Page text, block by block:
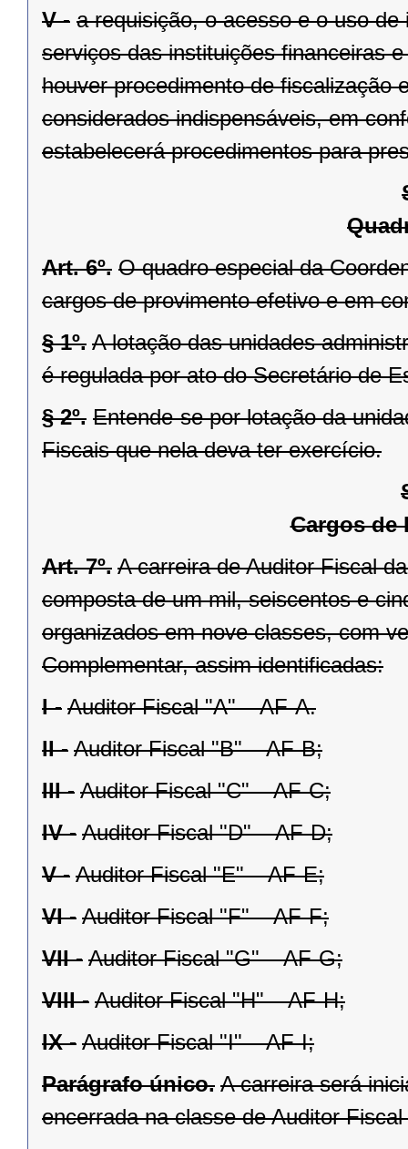
V - a requisição, o acesso e o uso
serviços das instituições financeiras
houver procedimento de fiscalização
considerados indispensáveis, em
estabelecerá procedimentos para
Art. 6º. O quadro especial da
cargos de provimento efetivo e em
§ 1º. A lotação das unidades
é regulada por ato do Secretário de
§ 2º. Entende-se por lotação da
Fiscais que nela deva ter exercício.
Cargos de
Art. 7º. A carreira de Auditor Fiscal
composta de um mil, seiscentos e
organizados em nove classes, com
Complementar, assim identificadas:
I - Auditor Fiscal "A" – AF-A.
II - Auditor Fiscal "B" – AF-B;
III - Auditor Fiscal "C" – AF-C;
IV - Auditor Fiscal "D" – AF-D;
V - Auditor Fiscal "E" – AF-E;
VI - Auditor Fiscal "F" – AF-F;
VII - Auditor Fiscal "G" – AF-G;
VIII - Auditor Fiscal "H" – AF-H;
IX - Auditor Fiscal "I" – AF-I;
Parágrafo único. A carreira será
encerrada na classe de Auditor